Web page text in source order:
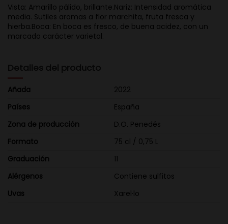
Vista: Amarillo pálido, brillante.Nariz: Intensidad aromática
media. Sutiles aromas a flor marchita, fruta fresca y
hierba.Boca: En boca es fresco, de buena acidez, con un
marcado carácter varietal.
Detalles del producto
Añada
2022
Países
España
Zona de producción
D.O. Penedés
Formato
75 cl / 0,75 L
Graduación
11
Alérgenos
Contiene sulfitos
Uvas
Xarel·lo